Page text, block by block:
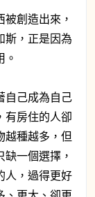
創造出來，
斯，正是因為
自己成為自己
有房住的人卻
越種越多，但
一個選擇，
人，過得更好